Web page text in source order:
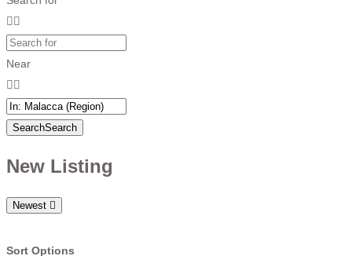
Near
SearchSearch
New Listing
Newest
Sort Options